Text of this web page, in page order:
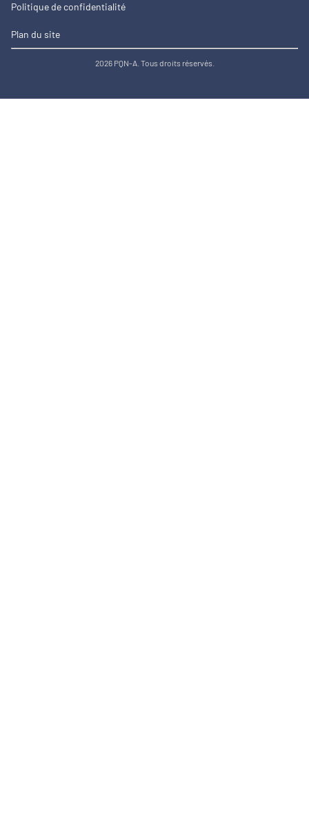
Politique de confidentialité
Plan du site
2026 PQN-A. Tous droits réservés.